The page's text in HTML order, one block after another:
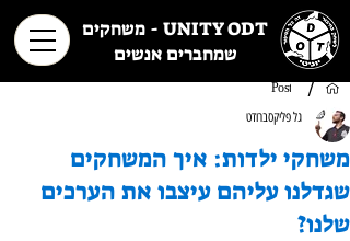
UNITY ODT - משחקים
שמחברים אנשים
/
Post
משחקי ילדות: איך המשחקים
שגדלנו עליהם עיצבו את הערכים
שלנו?
גל פליקסברודט